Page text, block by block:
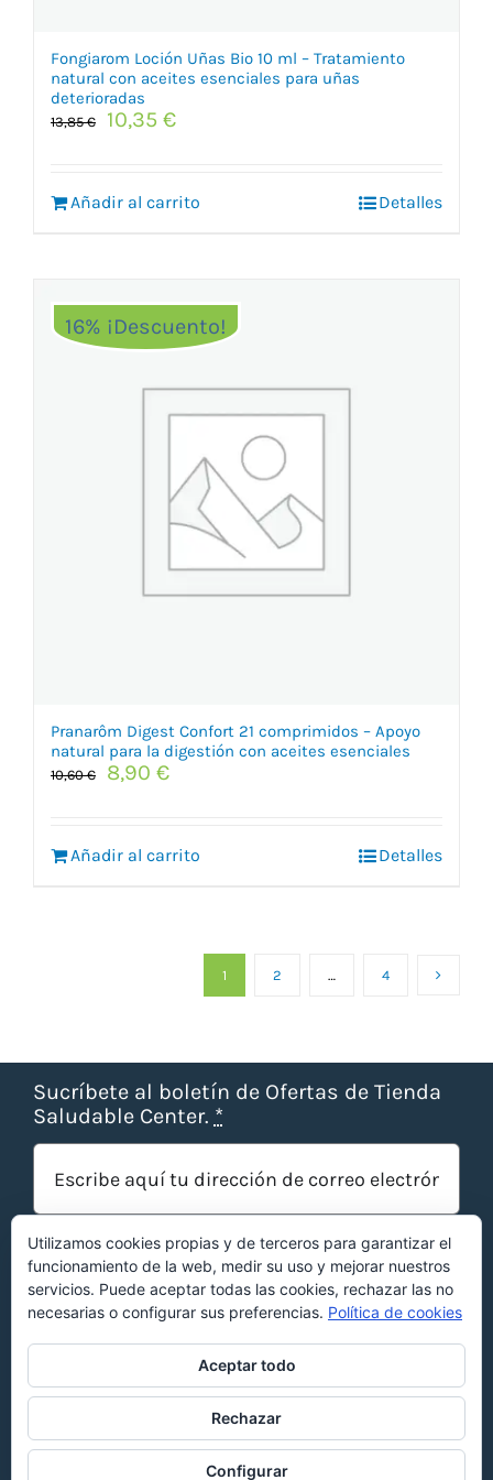
Fongiarom Loción Uñas Bio 10 ml – Tratamiento
natural con aceites esenciales para uñas
deterioradas
13,85€
El
era:
13,85 €.
10,35 €El
es:
10,35 €.
Añadir al carrito Detalles
16% ¡Descuento!
Pranarôm Digest Confort 21 comprimidos – Apoyo
natural para la digestión con aceites esenciales
10,60€
El
era:
10,60 €.
8,90 €El
es:
8,90 €.
Añadir al carrito Detalles
1 2 … 4
Sucríbete al boletín de Ofertas de Tienda
Saludable Center. *
¡OBTENER OFERTAS!
©Copyright 2022 | Web optimizada por KERS
Cookies | Devoluciones
Utilizamos cookies propias y de terceros para garantizar el
funcionamiento de la web, medir su uso y mejorar nuestros
servicios. Puede aceptar todas las cookies, rechazar las no
necesarias o configurar sus preferencias. Política de cookies
Aceptar todo
Rechazar
Configurar